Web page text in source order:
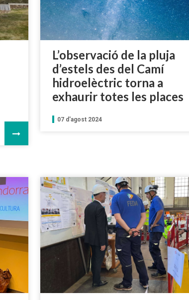
L’observació de la pluja
d’estels des del Camí
hidroelèctric torna a
exhaurir totes les places
07 d'agost 2024